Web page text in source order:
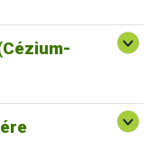
884/EU III.
884/EU Annex IV